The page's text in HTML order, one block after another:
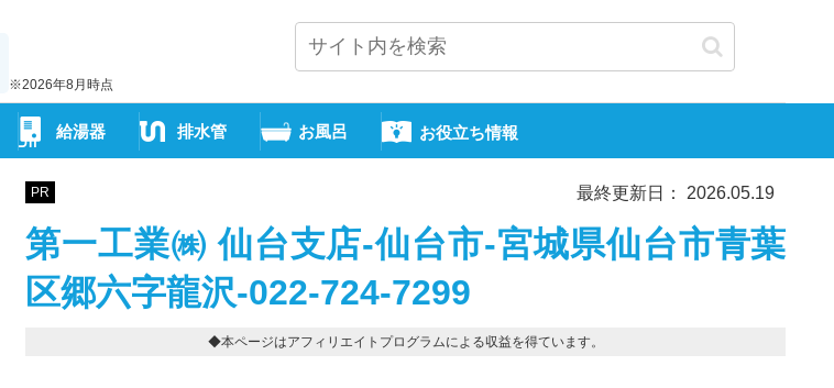
※2026年8月時点
給湯器 排水管 お風呂 お役立ち情報
PR 最終更新日： 2026.05.19
第一工業㈱ 仙台支店-仙台市-宮城県仙台市青葉
区郷六字龍沢-022-724-7299
◆本ページはアフィリエイトプログラムによる収益を得ています。